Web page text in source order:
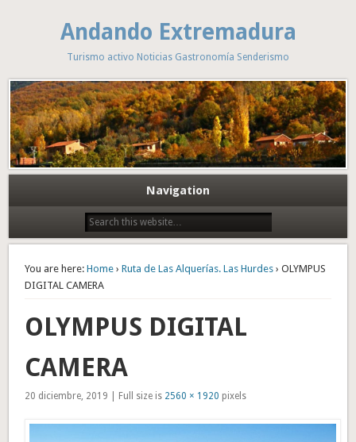
Andando Extremadura
Turismo activo Noticias Gastronomía Senderismo
Navigation
You are here: Home ›Ruta de Las Alquerías. Las Hurdes › OLYMPUS
DIGITAL CAMERA
OLYMPUS DIGITAL
CAMERA
20 diciembre, 2019 | Full size is 2560 × 1920 pixels